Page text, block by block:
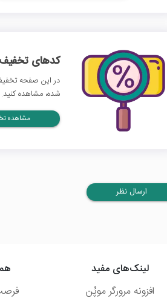
کدهای تخفیف
در این صفحه
شده، مشاهده کنید.
مشاهده
ارسال نظر
لینک‌های مفید
افزونه مرورگر موپُن